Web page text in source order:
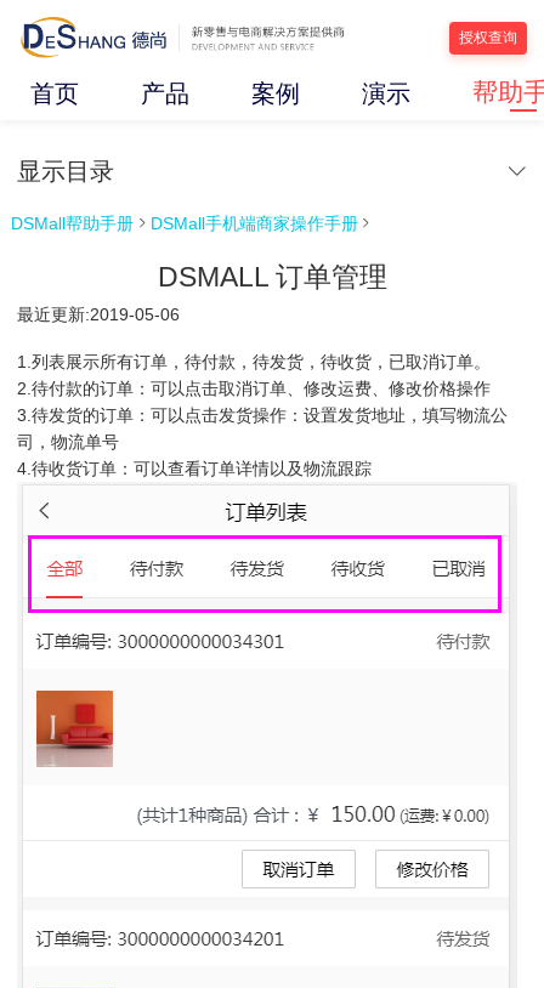
授权查询
首页 产品 案例 演示 帮助
显示目录
DSMall帮助手册  DSMall手机端商家操作手册 
DSMALL 订单管理
最近更新:2019-05-06
1.列表展示所有订单，待付款，待发货，待收货，已取消订单。
2.待付款的订单：可以点击取消订单、修改运费、修改价格操作
3.待发货的订单：可以点击发货操作：设置发货地址，填写物流公
司，物流单号
4.待收货订单：可以查看订单详情以及物流跟踪